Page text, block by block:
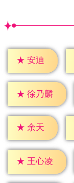
★ 安迪
★ 徐乃麟
★ 余天
★ 王心凌